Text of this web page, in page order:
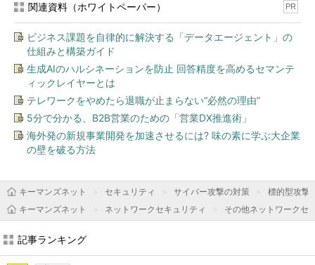
関連資料（ホワイトペーパー） PR
ビジネス課題を自律的に解決する「データエージェント」の
仕組みと構築ガイド
生成AIのハルシネーションを防止 回答精度を高めるセマンテ
ィックレイヤーとは
テレワークをやめたら退職が止まらない“必然の理由”
5分で分かる、B2B営業のための「営業DX推進術」
海外発の新規事業開発を加速させるには? 味の素に学ぶ大企業
の壁を破る方法
キーマンズネット セキュリティ サイバー攻撃の対策
標的型攻撃
キーマンズネット
ネットワークセキュリティ その他ネットワークセ
記事ランキング